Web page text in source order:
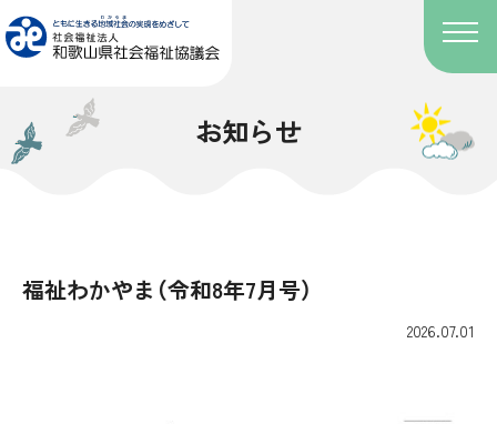
お知らせ
福祉わかやま（令和8年7月号）
2026.07.01